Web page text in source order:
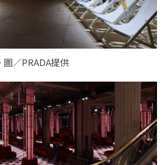
／PRADA提供